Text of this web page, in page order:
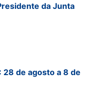
da Junta
de agosto a 8 de